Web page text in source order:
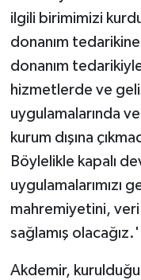
ilgili birimimizi
donanım
donanım
hizmetlerde ve
uygulamalarında
kurum dışına
Böylelikle kapalı
uygulamalarımızı
mahremiyetini,
sağlamış olacağız.'
Akdemir,